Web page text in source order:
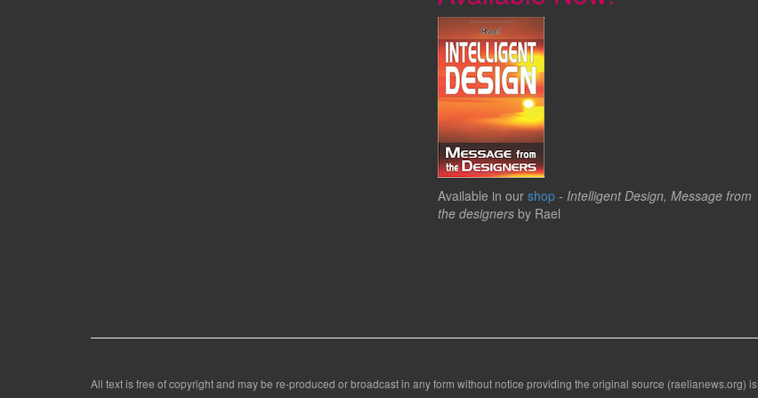
Available in our shop - Intelligent Design, Message from
the designers by Rael
All text is free of copyright and may be re-produced or broadcast in any form without notice providing the original source (raelianews.org) is